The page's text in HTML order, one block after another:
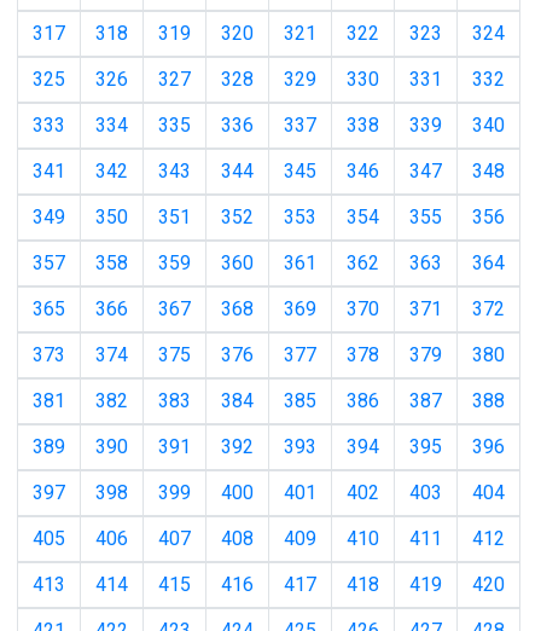
317
318 319 320 321 322 323
324
325
326 327 328 329 330 331
332
333
334 335 336 337 338 339
340
341
342 343 344 345 346 347
348
349
350 351 352 353 354 355
356
357
358 359 360 361 362 363
364
365
366 367 368 369 370 371
372
373
374 375 376 377 378 379
380
381
382 383 384 385 386 387
388
389
390 391 392 393 394 395
396
397
398 399 400 401 402 403
404
405
406 407 408 409 410 411
412
413
414 415 416 417 418 419
420